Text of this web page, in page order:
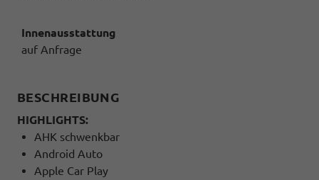
Innenausstattung
auf Anfrage
BESCHREIBUNG
HIGHLIGHTS:
AHK schwenkbar
Android Auto
Apple Car Play